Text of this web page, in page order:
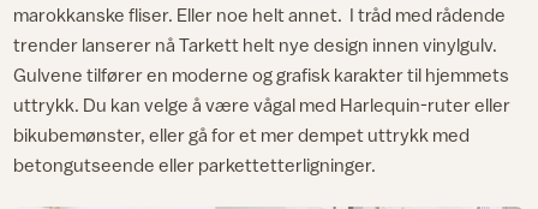
marokkanske fliser. Eller noe helt annet. I tråd med rådende
trender lanserer nå Tarkett helt nye design innen vinylgulv.
Gulvene tilfører en moderne og grafisk karakter til hjemmets
uttrykk. Du kan velge å være vågal med Harlequin-ruter eller
bikubemønster, eller gå for et mer dempet uttrykk med
betongutseende eller parkettetterligninger.